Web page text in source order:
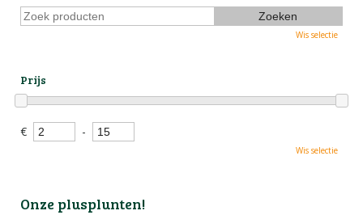
Wis selectie
Prijs
€ -
Wis selectie
Onze plusplunten!